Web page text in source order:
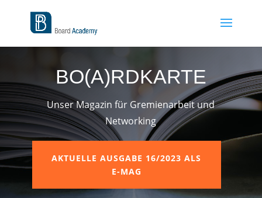
BO(A)RDKARTE
Unser Magazin für Gremienarbeit und
Networking
AKTUELLE AUSGABE 16/2023 ALS
E-MAG